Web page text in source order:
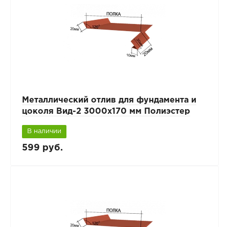
Металлический отлив для фундамента и
цоколя Вид-2 3000x170 мм Полиэстер
В наличии
599 руб.